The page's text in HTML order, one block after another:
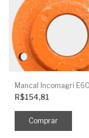
Mancal Incomagri
R$154,81